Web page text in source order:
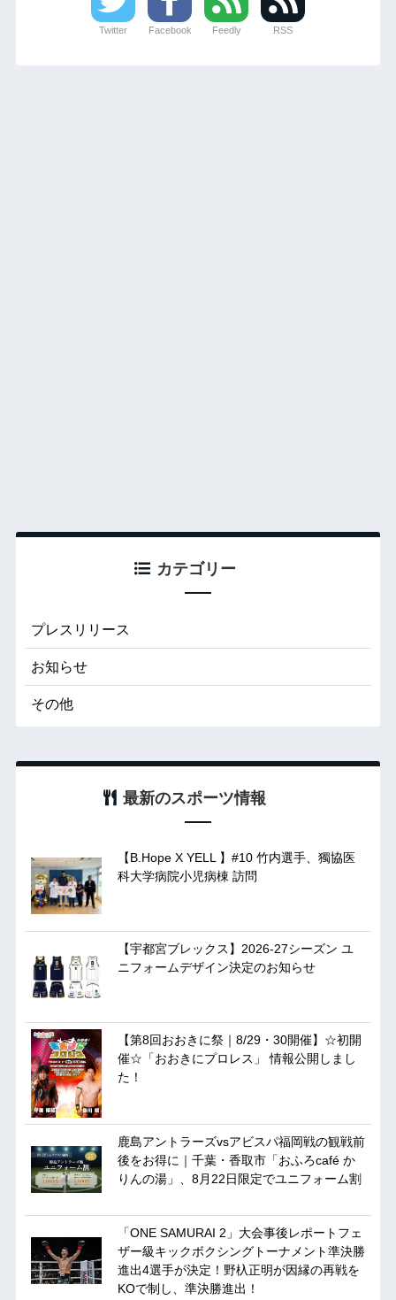
Twitter Facebook Feedly RSS
カテゴリー
プレスリリース
お知らせ
その他
最新のスポーツ情報
【B.Hope X YELL 】#10 竹内選手、獨協医
科大学病院小児病棟 訪問
【宇都宮ブレックス】2026-27シーズン ユ
ニフォームデザイン決定のお知らせ
【第8回おおきに祭｜8/29・30開催】☆初開
催☆「おおきにプロレス」 情報公開しまし
た！
鹿島アントラーズvsアビスパ福岡戦の観戦前
後をお得に｜千葉・香取市「おふろcafé か
りんの湯」、8月22日限定でユニフォーム割
「ONE SAMURAI 2」大会事後レポートフェ
ザー級キックボクシングトーナメント準決勝
進出4選手が決定！野杁正明が因縁の再戦を
KOで制し、準決勝進出！